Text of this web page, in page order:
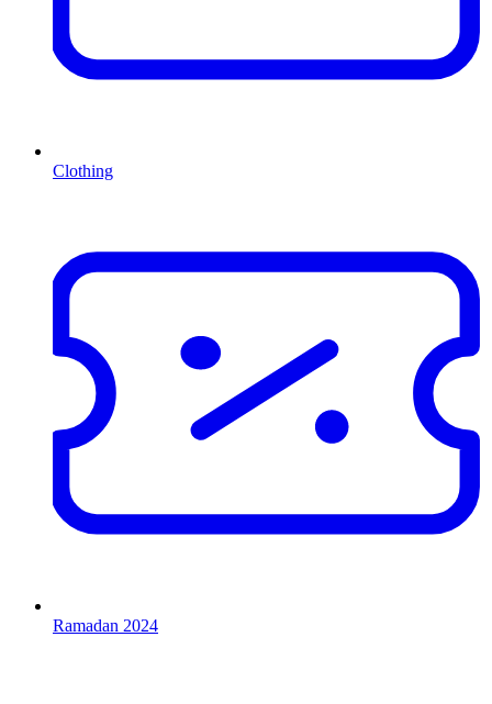
Clothing
Ramadan 2024